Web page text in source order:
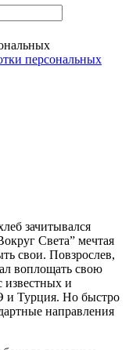
персональных
зачитывался
Света” мечтая
свои. Повзрослев,
воплощать свою
известных и
и Турция. Но быстро
направления